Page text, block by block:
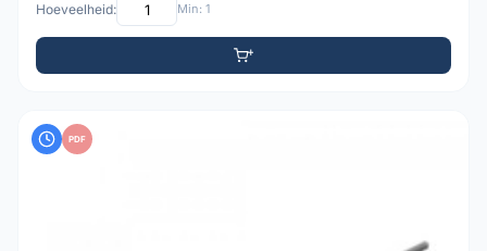
Hoeveelheid: Min: 1
PDF